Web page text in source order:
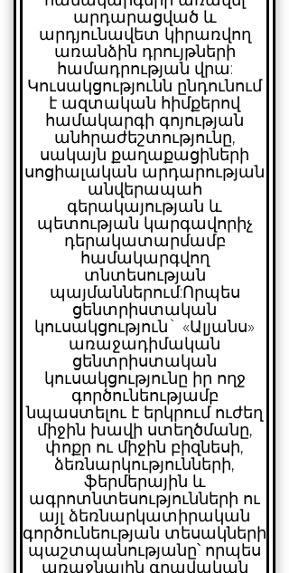
արդարացված և
արդյունավետ կիրառվող
առանձին դրույթների
համադրության վրա:
Կուսակցությունն ընդունում
է ազտական հիմքերով
համակարգի գոյության
անհրաժեշտությունը,
սակայն քաղաքացիների
սոցիալական արդարության
անվերապահ
գերակայության և
պետության կարգավորիչ
դերակատարմամբ
համակարգվող
տնտեսության
պայմաններում:Որպես
ցենտրիստական
կուսակցություն` «Ալյանս»
առաջադիմական
ցենտրիստական
կուսակցությունը իր ողջ
գործունեությամբ
նպաստելու է երկրում ուժեղ
միջին խավի ստեղծմանը,
փոքր ու միջին բիզնեսի,
ձեռնարկությունների,
ֆերմերային և
ագրոտնտեսությունների ու
այլ ձեռնարկատիրական
գործունեության տեսակների
պաշտպանությանը՝ որպես
առաջնային գրավական